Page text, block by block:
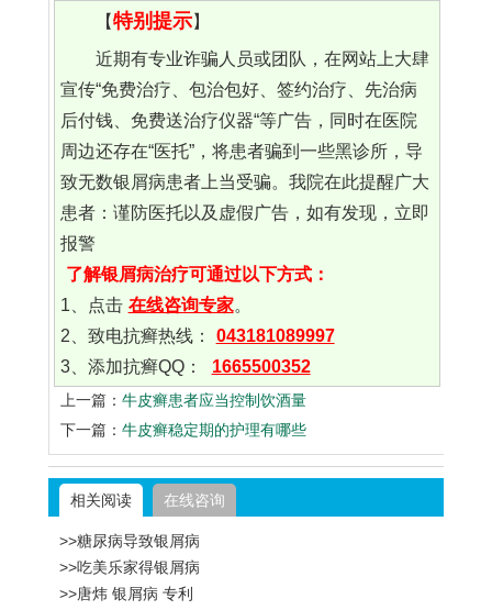
【特别提示】
近期有专业诈骗人员或团队，在网站上大肆
宣传“免费治疗、包治包好、签约治疗、先治病
后付钱、免费送治疗仪器“等广告，同时在医院
周边还存在“医托”，将患者骗到一些黑诊所，导
致无数银屑病患者上当受骗。我院在此提醒广大
患者：谨防医托以及虚假广告，如有发现，立即
报警
了解银屑病治疗可通过以下方式：
1、点击 在线咨询专家。
2、致电抗癣热线：
043181089997
3、添加抗癣QQ：
1665500352
上一篇： 牛皮癣患者应当控制饮酒量
下一篇： 牛皮癣稳定期的护理有哪些
相关阅读 在线咨询
>>糖尿病导致银屑病
>>吃美乐家得银屑病
>>唐炜 银屑病 专利